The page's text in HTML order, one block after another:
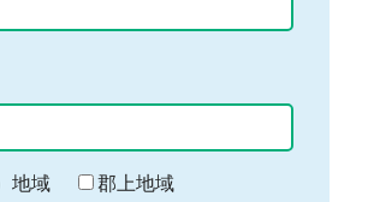
地域
郡上地域